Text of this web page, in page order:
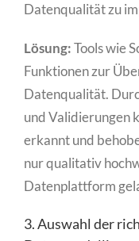
Datenqualität zu
Lösung:Tools wie
Funktionen zur
Datenqualität.
und Validierungen
erkannt und
nur qualitativ
Datenplattform
3. Auswahl der